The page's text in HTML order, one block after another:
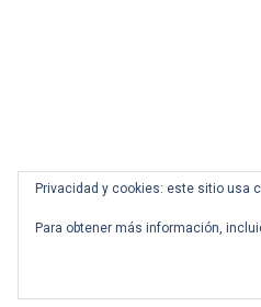
Privacidad y cookies: este sitio usa
Para obtener más información,